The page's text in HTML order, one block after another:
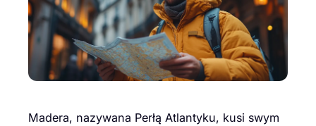
Madera, nazywana Perłą Atlantyku, kusi swym